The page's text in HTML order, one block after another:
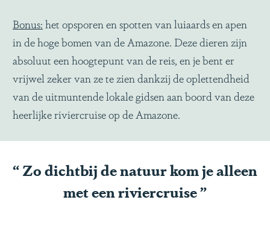
Bonus:het opsporen en spotten van luiaards en apen
in de hoge bomen van de Amazone. Deze dieren zijn
absoluut een hoogtepunt van de reis, en je bent er
vrijwel zeker van ze te zien dankzij de oplettendheid
van de uitmuntende lokale gidsen aan boord van deze
heerlijke riviercruise op de Amazone.
“Zo dichtbij de natuur kom je alleen
met een riviercruise”